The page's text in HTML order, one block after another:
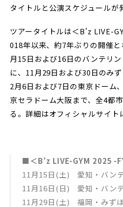
タイトルと公演スケジュールが
ツアータイトルは＜B’z LIVE-
018年以来、約7年ぶりの開催
月15日および16日のバンテリ
に、11月29日および30日のみ
2月6日および7日の東京ドーム
京セラドーム大阪まで、全4都
る。詳細はオフィシャルサイト
■＜B’z LIVE-GYM 2025 -
11月15日(土) 愛知・バン
11月16日(日) 愛知・バン
11月29日(土) 福岡・みず